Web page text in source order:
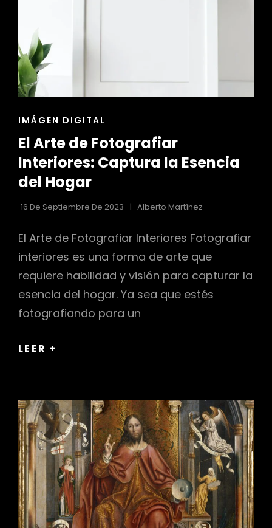
ESCENOGRÁFICOS
ENLACES
LAS
CATEGORÍAS
IMÁGEN DIGITAL
El Arte de Fotografiar
Interiores: Captura la Esencia
del Hogar
16 De Septiembre De 2023 Alberto Martínez
El Arte de Fotografiar Interiores Fotografiar
interiores es una forma de arte que
requiere habilidad y visión para capturar la
esencia del hogar. Ya sea que estés
fotografiando para un
LEER +
EL
DE
INTERIORES:
CAPTURA
LA
ESENCIA
DEL
HOGAR